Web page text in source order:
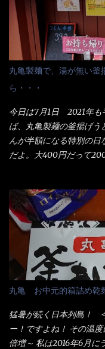
丸亀製麺で、湯が無い
ら・・・
今日は7月1日 2021年も
ば、丸亀製麺の釜揚げう
んが半額になる特別の
だよ。大400円だって
でる～ でもコレって食
初と最後では麺の固さと
らないじゃん！ 茹で上
う。 事前にググって調
文方法としてあるらし
者も居るらしい云う事
配慮でもある。 11:20
シで！』と注文したら、
た顔『湯なし？』（これ
の若い女性店員が『い
た。 でサッサと、木桶
丸亀 お中元的箱詰め乾
猛暑が続く日本列島！
ー！ですよね！ その温
倍増～ 私は2016年6月に